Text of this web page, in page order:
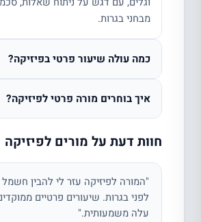
מבחני בגרות.
כמה עולה שיעור פרטי בפיזיקה?
איך בוחרים מורה פרטי לפיזיקה?
חוות דעת על מורים לפיזיקה
"המורה לפיזיקה עזר לי להבין חשמל
לפני בגרות. שיעורים פרטיים
עלה משמעותית."